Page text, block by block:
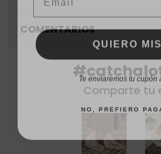
COMENTARIOS
Comparte tu
QUIERO MIS
Te enviaremos tu cupón
NO, PREFIERO